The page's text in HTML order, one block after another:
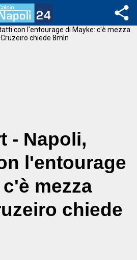
- Napoli,
l'entourage
mezza
chiede